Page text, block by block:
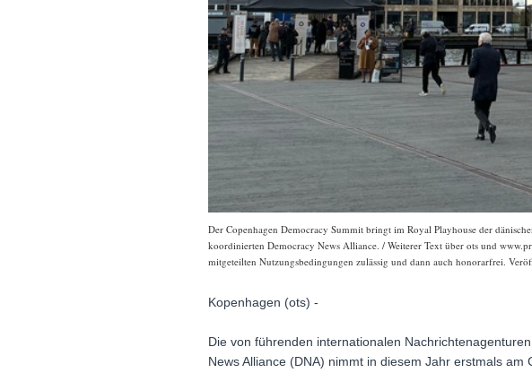
Der Copenhagen Democracy Summit bringt im Royal Playhouse der
koordinierten Democracy News Alliance. / Weiterer Text über ots und
mitgeteilten Nutzungsbedingungen zulässig und dann auch honorarfrei.
Kopenhagen (ots) -
Die von führenden internationalen
News Alliance (DNA) nimmt in diesem Jahr erstmals